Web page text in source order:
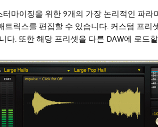
마이징을 위한 9개의 가장 논리적인 파라
트릭스를 편집할 수 있습니다. 커스텀 프리
다. 또한 해당 프리셋을 다른 DAW에 로드